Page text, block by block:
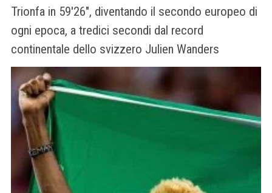
Trionfa in 59'26", diventando il secondo europeo di
ogni epoca, a tredici secondi dal record
continentale dello svizzero Julien Wanders